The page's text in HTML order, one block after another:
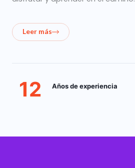
Leer más
12 Años de experiencia